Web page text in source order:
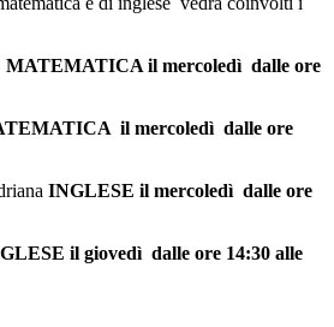
MATEMATICA il mercoledì dalle ore
il mercoledì dalle ore
INGLESE il mercoledì dalle ore
il giovedì dalle ore 14:30 alle